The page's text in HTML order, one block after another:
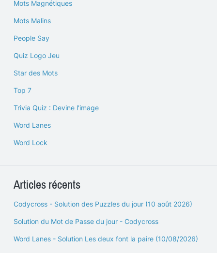
Mots Magnétiques
Mots Malins
People Say
Quiz Logo Jeu
Star des Mots
Top 7
Trivia Quiz : Devine l'image
Word Lanes
Word Lock
Articles récents
Codycross - Solution des Puzzles du jour (10 août 2026)
Solution du Mot de Passe du jour - Codycross
Word Lanes - Solution Les deux font la paire (10/08/2026)